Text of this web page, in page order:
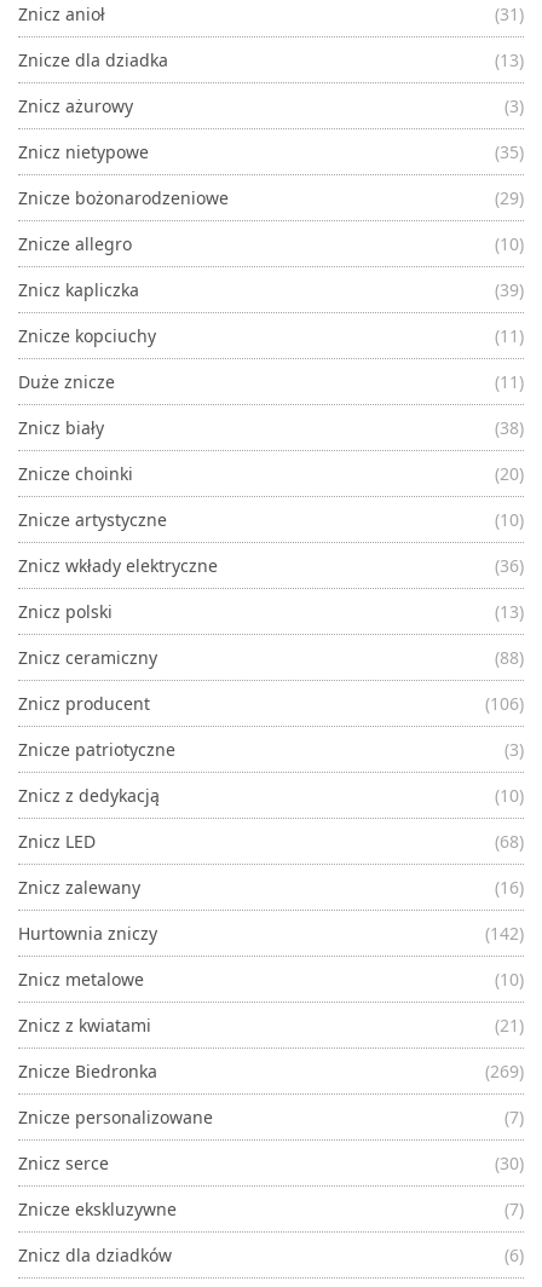
Znicz anioł
(31)
Znicze dla dziadka
(13)
Znicz ażurowy
(3)
Znicz nietypowe
(35)
Znicze bożonarodzeniowe
(29)
Znicze allegro
(10)
Znicz kapliczka
(39)
Znicze kopciuchy
(11)
Duże znicze
(11)
Znicz biały
(38)
Znicze choinki
(20)
Znicze artystyczne
(10)
Znicz wkłady elektryczne
(36)
Znicz polski
(13)
Znicz ceramiczny
(88)
Znicz producent
(106)
Znicze patriotyczne
(3)
Znicz z dedykacją
(10)
Znicz LED
(68)
Znicz zalewany
(16)
Hurtownia zniczy
(142)
Znicz metalowe
(10)
Znicz z kwiatami
(21)
Znicze Biedronka
(269)
Znicze personalizowane
(7)
Znicz serce
(30)
Znicze ekskluzywne
(7)
Znicz dla dziadków
(6)